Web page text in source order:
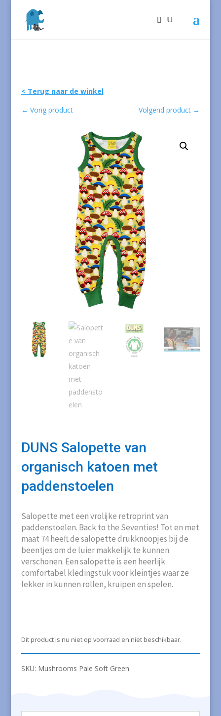
< Terug naar de winkel
← Vorig product Volgend product →
DUNS Salopette van
organisch katoen met
paddenstoelen
Salopette met een vrolijke retroprint van
paddenstoelen. Back to the Seventies! Tot en met
maat 74 heeft de salopette drukknoopjes bij de
beentjes om de luier makkelijk te kunnen
verschonen. Een salopette is een heerlijk
comfortabel kledingstuk voor kleintjes waar ze
lekker in kunnen rollen, kruipen en spelen.
Dit product is nu niet op voorraad en niet beschikbaar.
SKU: Mushrooms Pale Soft Green